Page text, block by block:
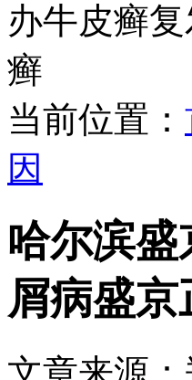
办牛皮癣
癣
当前位置：
因
哈尔滨
屑病盛京
文章来源